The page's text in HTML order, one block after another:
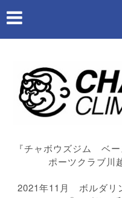
『チャボウズジム ベ
ポーツクラブ川
2021年11月 ボルダリ